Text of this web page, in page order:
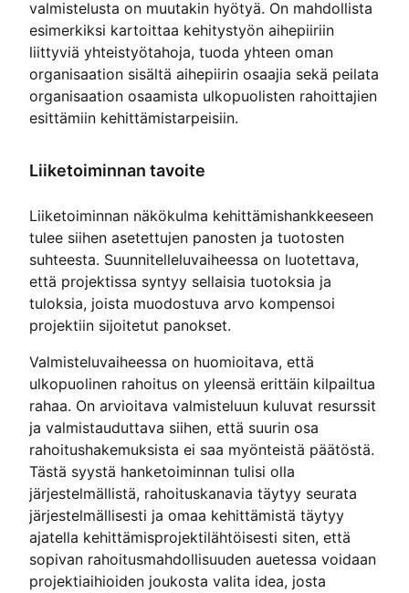
valmistelusta on muutakin hyötyä. On mahdollista
esimerkiksi kartoittaa kehitystyön aihepiiriin
liittyviä yhteistyötahoja, tuoda yhteen oman
organisaation sisältä aihepiirin osaajia sekä peilata
organisaation osaamista ulkopuolisten rahoittajien
esittämiin kehittämistarpeisiin.
Liiketoiminnan tavoite
Liiketoiminnan näkökulma kehittämishankkeeseen
tulee siihen asetettujen panosten ja tuotosten
suhteesta. Suunnitelleluvaiheessa on luotettava,
että projektissa syntyy sellaisia tuotoksia ja
tuloksia, joista muodostuva arvo kompensoi
projektiin sijoitetut panokset.
Valmisteluvaiheessa on huomioitava, että
ulkopuolinen rahoitus on yleensä erittäin kilpailtua
rahaa. On arvioitava valmisteluun kuluvat resurssit
ja valmistauduttava siihen, että suurin osa
rahoitushakemuksista ei saa myönteistä päätöstä.
Tästä syystä hanketoiminnan tulisi olla
järjestelmällistä, rahoituskanavia täytyy seurata
järjestelmällisesti ja omaa kehittämistä täytyy
ajatella kehittämisprojektilähtöisesti siten, että
sopivan rahoitusmahdollisuuden auetessa voidaan
projektiaihioiden joukosta valita idea, josta